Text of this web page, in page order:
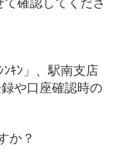
確認してくださ
ｷﾝ」、駅南支店
や口座確認時の
か？